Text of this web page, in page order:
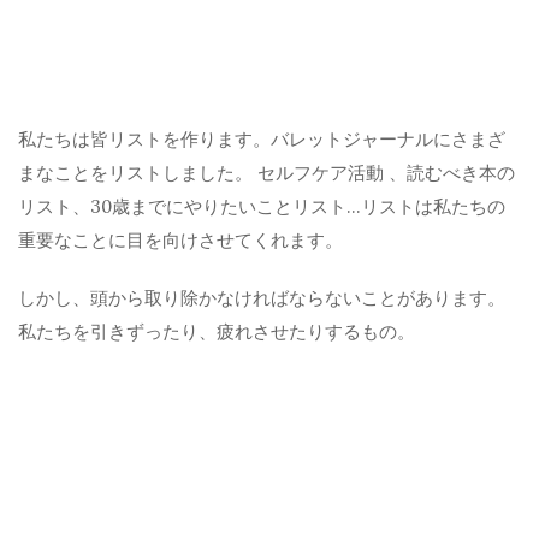
私たちは皆リストを作ります。バレットジャーナルにさまざ
まなことをリストしました。
セルフケア活動 、読むべき本の
リスト、30歳までにやりたいことリスト…リストは私たちの
重要なことに目を向けさせてくれます。
しかし、頭から取り除かなければならないことがあります。
私たちを引きずったり、疲れさせたりするもの。